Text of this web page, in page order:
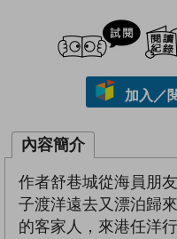
試閲
加入／
內容簡介
作者舒巷城從海員朋
子渡洋遠去又漂泊歸
的客家人，來港任洋